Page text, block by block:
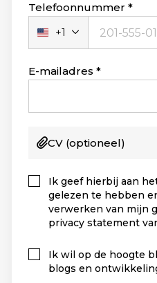
Telefoonnummer
Verenigde
Staten
+1
+1
E-mailadres
CV (optioneel)
Ik geef hierbij aan
gelezen te hebben
verwerken van mijn
privacy statement
Ik wil op de hoogte
blogs en